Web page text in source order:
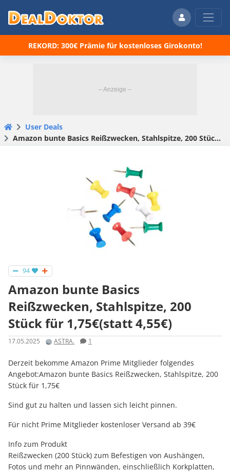
REKORD: 300€ Prämie für kostenloses Girokonto!
User Deals
Amazon bunte Basics Reißzwecken, Stahlspitze, 200 Stück für 1,75€(statt 4,55€)
94
Amazon bunte Basics
Reißzwecken, Stahlspitze, 200
Stück für 1,75€(statt 4,55€)
17.05.2025 ASTRA. 1
Derzeit bekomme Amazon Prime Mitglieder folgendes
Angebot:Amazon bunte Basics Reißzwecken, Stahlspitze, 200
Stück für 1,75€
Sind gut zu halten und lassen sich leicht pinnen.
Für nicht Prime Mitglieder kostenloser Versand ab 39€
Info zum Produkt
Reißzwecken (200 Stück) zum Befestigen von Aushängen,
Fotos und mehr an Pinnwänden, einschließlich Korkplatten,